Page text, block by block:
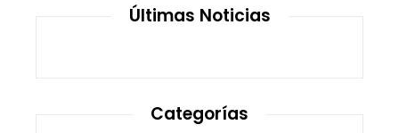
Últimas Noticias
Categorías